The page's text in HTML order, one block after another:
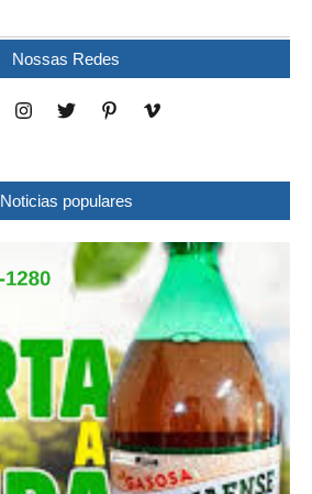
Nossas Redes
Noticias populares